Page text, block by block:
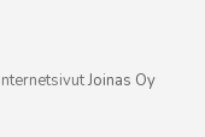
Joinas Oy